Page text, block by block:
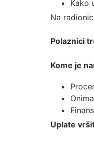
Kako
Na
Polaznici
Kome je
Uplate